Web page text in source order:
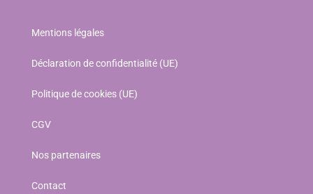
Mentions légales
Déclaration de confidentialité (UE)
Politique de cookies (UE)
CGV
Nos partenaires
Contact